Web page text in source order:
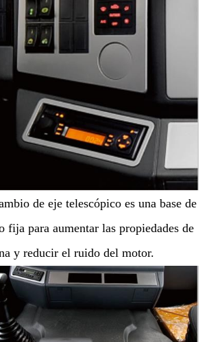
de eje telescópico es una base de
fija para aumentar las propiedades de
y reducir el ruido del motor.